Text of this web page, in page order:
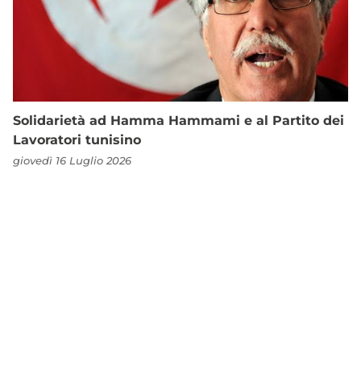
Solidarietà ad Hamma Hammami e al Partito dei
Lavoratori tunisino
giovedì 16 Luglio 2026